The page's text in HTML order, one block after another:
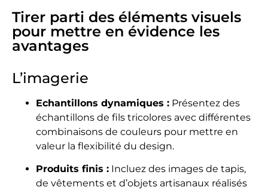
Tirer parti des éléments visuels
pour mettre en évidence les
avantages
L’imagerie
Echantillons dynamiques : Présentez des
échantillons de fils tricolores avec différentes
combinaisons de couleurs pour mettre en
valeur la flexibilité du design.
Produits finis : Incluez des images de tapis,
de vêtements et d’objets artisanaux réalisés